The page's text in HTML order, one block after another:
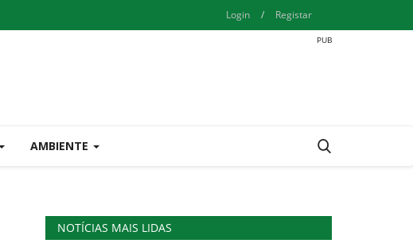
Login / Registar
AMBIENTE
NOTÍCIAS MAIS LIDAS